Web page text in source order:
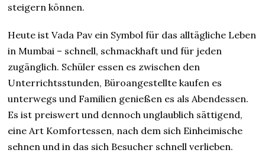
steigern können.
Heute ist Vada Pav ein Symbol für das alltägliche Leben
in Mumbai – schnell, schmackhaft und für jeden
zugänglich. Schüler essen es zwischen den
Unterrichtsstunden, Büroangestellte kaufen es
unterwegs und Familien genießen es als Abendessen.
Es ist preiswert und dennoch unglaublich sättigend,
eine Art Komfortessen, nach dem sich Einheimische
sehnen und in das sich Besucher schnell verlieben.